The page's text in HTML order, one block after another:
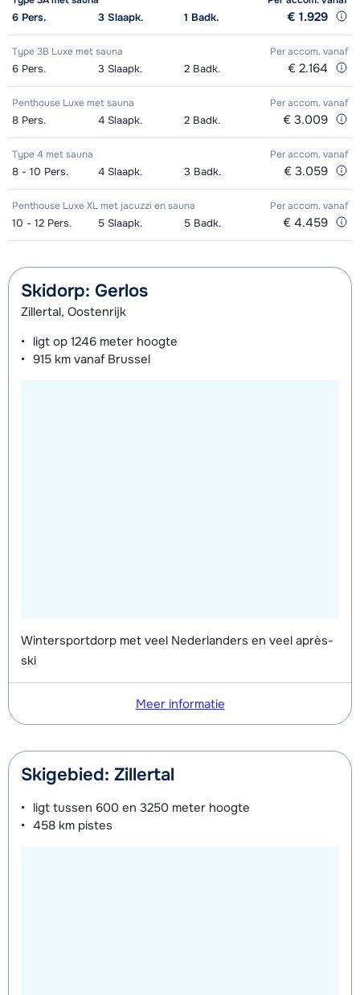
(8 dagen)
Zilver Ski's + Stokken (8 dagen)
Zilver Schoenen (8 dagen)
Bronze Ski's + Schoenen + Stokken
(8 dagen)
€ 161,00
Bronze Ski's + Stokken (8 dagen) € 121,00
Bronze Schoenen (8 dagen) € 56,00
6 Pers. 3 Slaapk. 1 Badk. € 1.929
Type 3B Luxe met sauna Per accom. vanaf
6 Pers. 3 Slaapk. 2 Badk. € 2.164
Penthouse Luxe met sauna Per accom. vanaf
8 Pers. 4 Slaapk. 2 Badk. € 3.009
Type 4 met sauna Per accom. vanaf
8 - 10 Pers. 4 Slaapk. 3 Badk. € 3.059
Penthouse Luxe XL met jacuzzi en sauna Per accom. vanaf
10 - 12 Pers. 5 Slaapk. 5 Badk. € 4.459
Skidorp: Gerlos
Zillertal, Oostenrijk
ligt op 1246 meter hoogte
915 km vanaf Brussel
Wintersportdorp met veel Nederlanders en veel après-
ski
Meer informatie
Skigebied: Zillertal
ligt tussen 600 en 3250 meter hoogte
458 km pistes